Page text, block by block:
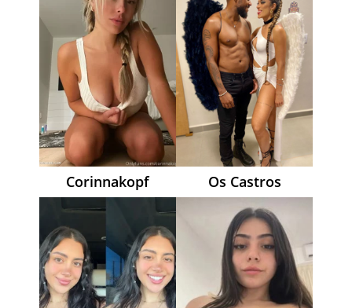
Corinnakopf Os Castros